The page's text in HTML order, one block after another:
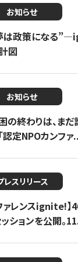
お知らせ
は政策になる
図
お知らせ
終わりは、ま
認定NPOカンファ
レスリリース
ァレンスignite!
ションを公開。